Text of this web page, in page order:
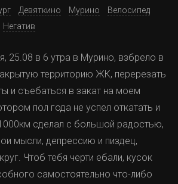
Девяткино Мурино
Велосипед
Негатив
25.08 в 6 утра в Мурино, взбрело в
территорию ЖК, перерезать
и съебаться в закат на моем
пол года не успел откатать и
сделал с большой радостью,
мысли, депрессию и пиздец,
Чтоб тебя черти ебали, кусок
самостоятельно что-либо